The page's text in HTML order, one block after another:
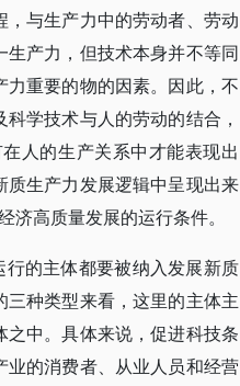
与生产力中的劳动者、劳动
产力，但技术本身并不等同
重要的物的因素。因此，不
学技术与人的劳动的结合，
人的生产关系中才能表现出
生产力发展逻辑中呈现出来
高质量发展的运行条件。
的主体都要被纳入发展新质
种类型来看，这里的主体主
中。具体来说，促进科技条
的消费者、从业人员和经营